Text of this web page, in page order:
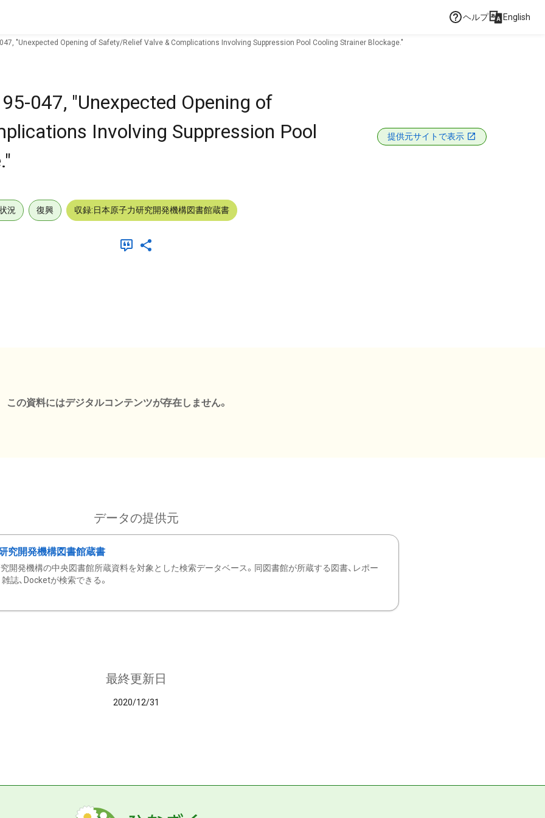
ヘルプ English
"Unexpected Opening of Safety/Relief Valve & Complications Involving Suppression Pool Cooling Strainer Blockage."
047, "Unexpected Opening of
Involving Suppression Pool
提供元サイトで表示
況 復興 収録:日本原子力研究開発機構図書館蔵書
この資料にはデジタルコンテンツが存在しません。
データの提供元
究開発機構図書館蔵書
開発機構の中央図書館所蔵資料を対象とした検索データベース。同図書館が所蔵する図書、レポー
雑誌、Docketが検索できる。
最終更新日
2020/12/31